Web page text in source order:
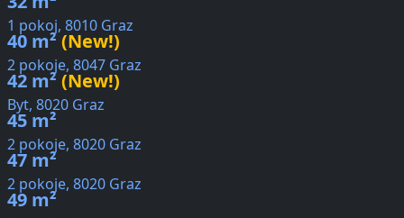
1 pokoj, 8010 Graz
40 m²(New!)
2 pokoje, 8047 Graz
42 m²(New!)
Byt, 8020 Graz
45 m²
2 pokoje, 8020 Graz
47 m²
2 pokoje, 8020 Graz
49 m²